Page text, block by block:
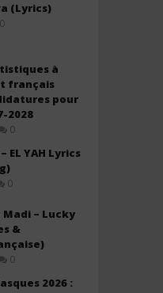
Pheelz & Rii ft Ami Faku -
2026
Stone
(Lyrics)
0
à
français
pour
2028
0
EL YAH Lyrics
0
– Lucky
&
0
2026 :